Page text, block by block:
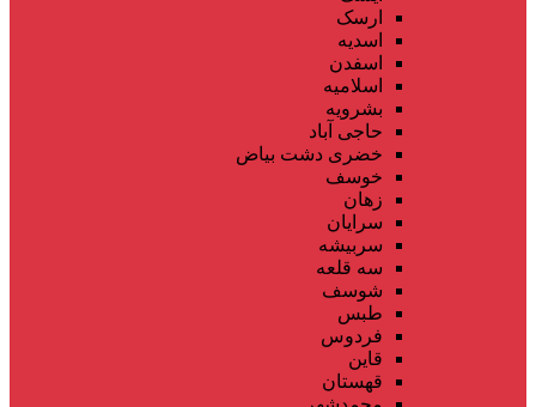
ارسک
اسدیه
اسفدن
اسلامیه
بشرویه
حاجی آباد
خضری دشت بیاض
خوسف
زهان
سرایان
سربیشه
سه قلعه
شوسف
طبس
فردوس
قاین
قهستان